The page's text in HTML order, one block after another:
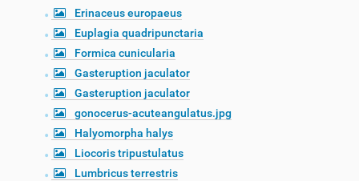
Erinaceus europaeus
Euplagia quadripunctaria
Formica cunicularia
Gasteruption jaculator
Gasteruption jaculator
gonocerus-acuteangulatus.jpg
Halyomorpha halys
Liocoris tripustulatus
Lumbricus terrestris